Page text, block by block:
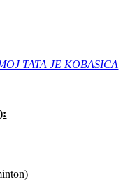
TATA JE KOBASICA